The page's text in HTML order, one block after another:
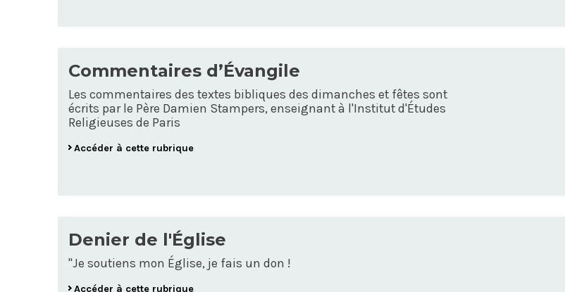
Commentaires d’Évangile
Les commentaires des textes bibliques des dimanches et fêtes sont
écrits par le Père Damien Stampers, enseignant à l'Institut d'Études
Religieuses de Paris
Accéder à cette rubrique
Denier de l'Église
"Je soutiens mon Église, je fais un don !
Accéder à cette rubrique